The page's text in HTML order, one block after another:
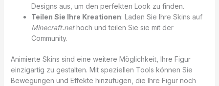
Designs aus, um den perfekten Look zu finden.
Teilen Sie Ihre Kreationen: Laden Sie Ihre Skins auf
Minecraft.nethoch und teilen Sie sie mit der
Community.
Animierte Skins sind eine weitere Möglichkeit, Ihre Figur
einzigartig zu gestalten. Mit speziellen Tools können Sie
Bewegungen und Effekte hinzufügen, die Ihre Figur noch